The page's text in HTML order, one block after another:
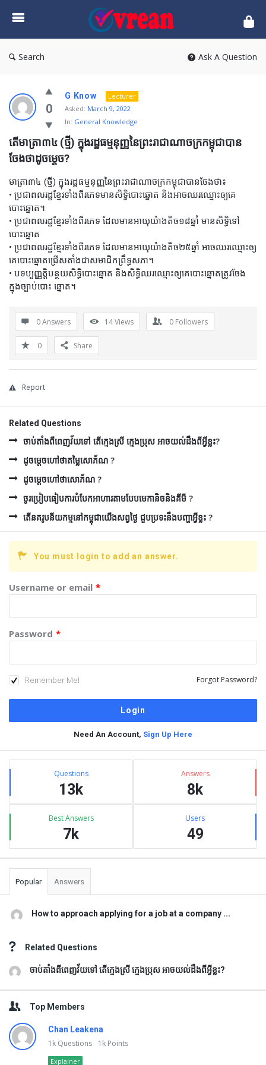
vrean.com
Search Ask A Question
0
G Know
Lecturer
Asked: March 9, 2022
In: General Knowledge
តើមាត្រា៣៤ (ថ្មី) ក្នុងរដ្ឋធម្មនុញ្ញនៃព្រះរាជាណាចក្រកម្ពុជាបាន
ចែងថាដូចម្តេច?
មាត្រា៣៤ (ថ្មី) ក្នុងរដ្ឋធម្មនុញ្ញនៃព្រះរាជាណាចក្រកម្ពុជាបានចែងថា៖
• ប្រជាពលរដ្ឋខ្មែរទាំងពីរភេទមានសិទ្ធិបោះឆ្នោត និងអាចឈរឈ្មោះឲ្យគេ
បោះឆ្នោត។
• ប្រជាពលរដ្ឋខ្មែរទាំងពីរភេទ ដែលមានអាយុយ៉ាងតិច១៨ឆ្នាំ មានសិទ្ធិទៅ
បោះឆ្នោត
• ប្រជាពលរដ្ឋខ្មែរទាំងពីរភេទ ដែលមានអាយុយ៉ាងតិច២៥ឆ្នាំ អាចឈរឈ្មោះឲ្យ
គេបោះឆ្នោតជ្រើសតាំងជាសមាជិកព្រឹទ្ធសភា។
• បទប្បញ្ញត្តិបន្ថយសិទ្ធិបោះឆ្នោត និងសិទ្ធិឈរឈ្មោះឲ្យគេបោះឆ្នោតត្រូវចែង
ក្នុងច្បាប់បោះ ឆ្នោត។
0 Answers 14Views 0 Followers
0 Share
Report
Related Questions
ចាប់តាំងពីពេញវ័យទៅ តើក្មេងស្រី ក្មេងប្រុស អាចយល់ដឹងពីអ្វីខ្លះ?
ដូចម្ដេចហៅថាតម្លៃសោភ័ណ ?
ដូចម្ដេចហៅថាសោភ័ណ ?
ចូរប្រៀបធៀបការបំបែកអាហារតាមបែបមេកានិចនិងគីមី ?
តើនគរូបនីយកម្មនៅកម្ពុជាយើងសព្វថ្ងៃ ជួបប្រទះនឹងបញ្ហាអ្វីខ្លះ ?
You must login to add an answer.
Username or email *
Password *
Remember Me! Forgot Password?
Need An Account, Sign Up Here
Sidebar
Stats Questions
13k
Answers
8k
Best Answers
7k
Users
49
Popular Answers
How to approach applying for a job at a company ...
Related Questions
ចាប់តាំងពីពេញវ័យទៅ តើក្មេងស្រី ក្មេងប្រុស អាចយល់ដឹងពីអ្វីខ្លះ?
Top Members
Chan Leakena
1k Questions 1k Points
Explainer